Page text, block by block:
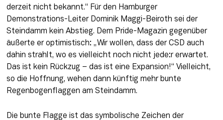
derzeit nicht bekannt.“ Für den Hamburger
Demonstrations-Leiter Dominik Maggi-Beiroth sei der
Steindamm kein Abstieg. Dem Pride-Magazin gegenüber
äußerte er optimistisch: „Wir wollen, dass der CSD auch
dahin strahlt, wo es vielleicht noch nicht jede:r erwartet.
Das ist kein Rückzug – das ist eine Expansion!“ Vielleicht,
so die Hoffnung, wehen dann künftig mehr bunte
Regenbogenflaggen am Steindamm.
Die bunte Flagge ist das symbolische Zeichen der